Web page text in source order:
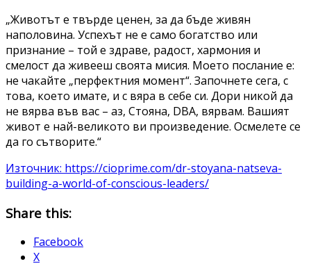
„Животът е твърде ценен, за да бъде живян
наполовина. Успехът не е само богатство или
признание – той е здраве, радост, хармония и
смелост да живееш своята мисия. Моето послание е:
не чакайте „перфектния момент“. Започнете сега, с
това, което имате, и с вяра в себе си. Дори никой да
не вярва във вас – аз, Стояна, DBA, вярвам. Вашият
живот е най-великото ви произведение. Осмелете се
да го сътворите.“
Източник: https://cioprime.com/dr-stoyana-natseva-
building-a-world-of-conscious-leaders/
Share this:
Facebook
X